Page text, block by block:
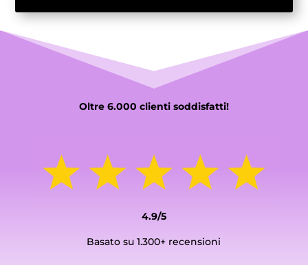
Oltre 6.000 clienti soddisfatti!
4.9/5
Basato su 1.300+ recensioni